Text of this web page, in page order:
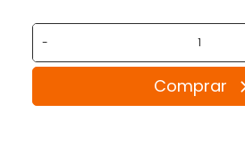
-
Comprar